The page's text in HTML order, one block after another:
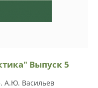
Выпуск 5
А.Ю. Васильев